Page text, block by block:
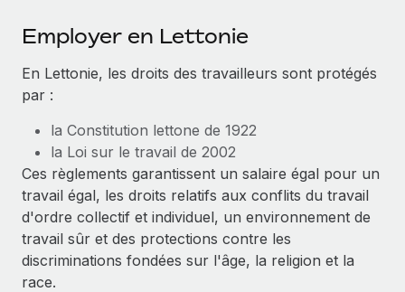
Intégrations
Demandez aux experts
Recevez des conseils d’experts sur les RH à
l’international et la conformité
Contrôles d’antécédents
Simplifiez vos processus de présélection des
Partenaires stratégiques de la tech
Remote Build Bientôt disponible
Conseil en intégrations et automatisations assistées par
l’IA
ÉTUDES DE CAS
Événements
Salle de presse
Données sur les salaires et les talents
Centre de ressources
Obtenir de l’aide
Voir toutes les ressources
Employer en Lettonie
En Lettonie, les droits des travailleurs sont protégés
par :
la Constitution lettone de 1922
la Loi sur le travail de 2002
Ces règlements garantissent un salaire égal pour un
travail égal, les droits relatifs aux conflits du travail
d'ordre collectif et individuel, un environnement de
travail sûr et des protections contre les
discriminations fondées sur l'âge, la religion et la
race.